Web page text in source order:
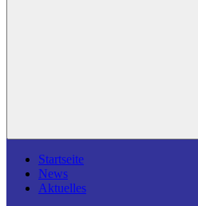
Startseite
News
Aktuelles